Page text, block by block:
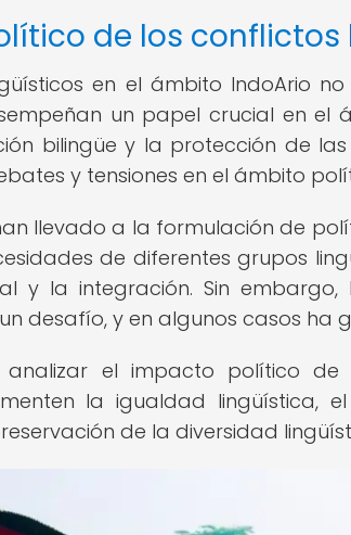
de los conflictos
en el ámbito IndoArio
un papel crucial en el
bilingüe y la protección de
y tensiones en el ámbito
llevado a la formulación de
de diferentes grupos
y la integración. Sin
desafío, y en algunos casos ha
analizar el impacto político
la igualdad lingüística,
de la diversidad